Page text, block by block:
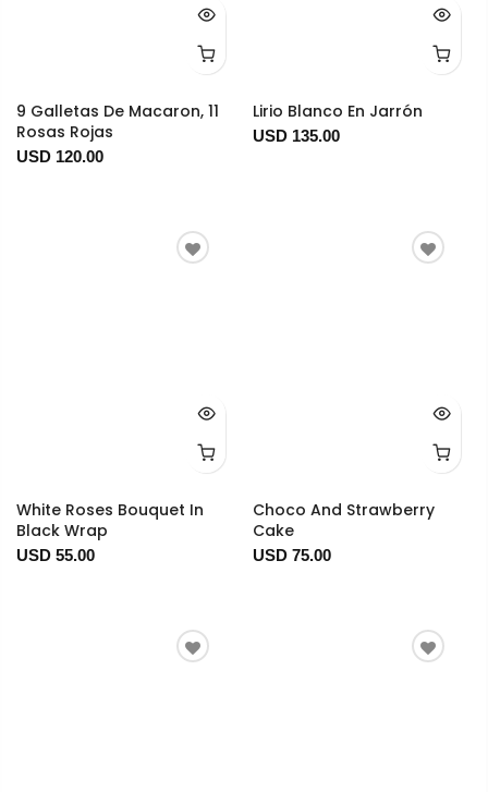
9 Galletas De Macaron, 11
Rosas Rojas
USD 120.00
Lirio Blanco En Jarrón
USD 135.00
White Roses Bouquet In
Black Wrap
USD 55.00
Choco And Strawberry
Cake
USD 75.00